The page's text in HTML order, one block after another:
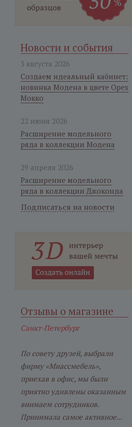
Новости и события
3 августа 2026
Создаем идеальный кабинет:
новинка Модена в цвете Орех
Мокко
22 июня 2026
Расширение модельного
ряда в коллекции Модена
29 апреля 2026
Расширение модельного
ряда в коллекции Джоконда
Подписаться на новости
Отзывы о магазине
Санкт-Петербург
По совету друзей, выбрали
фирму «Миассмебель»,
приехав в офис, мы были
приятно удивлены оказанным
внимаем сотрудников.
Принимала самое активное...